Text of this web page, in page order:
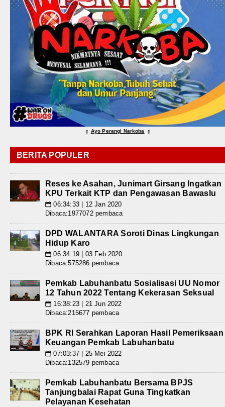
⇑ Ayo Perangi Narkoba ⇑
BERITA POPULER
Reses ke Asahan, Junimart Girsang Ingatkan
KPU Terkait KTP dan Pengawasan Bawaslu
📅 06:34:33 | 12 Jan 2020
Dibaca:1977072 pembaca
DPD WALANTARA Soroti Dinas Lingkungan
Hidup Karo
📅 06:34:19 | 03 Feb 2020
Dibaca:575286 pembaca
Pemkab Labuhanbatu Sosialisasi UU Nomor
12 Tahun 2022 Tentang Kekerasan Seksual
📅 16:38:23 | 21 Jun 2022
Dibaca:215677 pembaca
BPK RI Serahkan Laporan Hasil Pemeriksaan
Keuangan Pemkab Labuhanbatu
📅 07:03:37 | 25 Mei 2022
Dibaca:132579 pembaca
Pemkab Labuhanbatu Bersama BPJS
Tanjungbalai Rapat Guna Tingkatkan
Pelayanan Kesehatan